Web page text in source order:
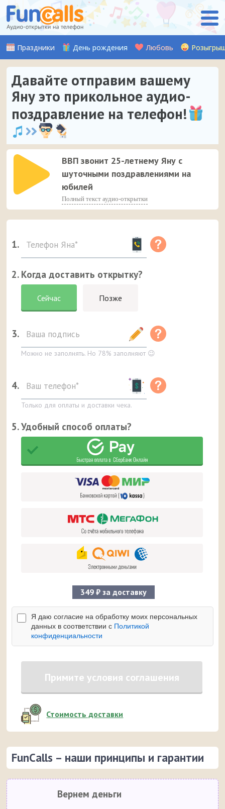
Праздники День рождения Любовь
Давайте отправим вашему
Яну это прикольное аудио-
поздравление на телефон!
ВВП звонит 25-летнему Яну с
шуточными поздравлениями на
юбилей
Полный текст аудио-открытки
1.
2. Когда доставить открытку?
Сейчас Позже
3.
Можно не заполнять. Но 78% заполняют 😉
4.
Только для оплаты и доставки чека.
5. Удобный способ оплаты?
349 ₽ за доставку
Я даю согласие на обработку моих персональных
данных в соответствии с Политикой
конфиденциальности
Примите условия соглашения
Стоимость доставки
FunCalls – наши принципы и гарантии
Вернем деньги